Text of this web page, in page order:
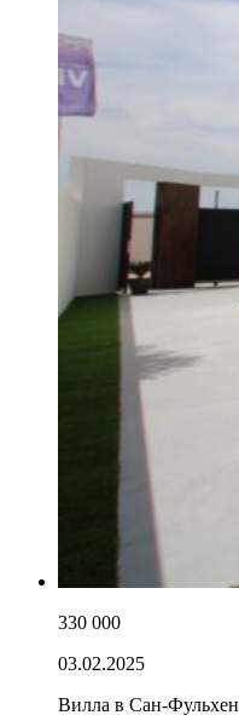
330 000
03.02.2025
Вилла в Сан-